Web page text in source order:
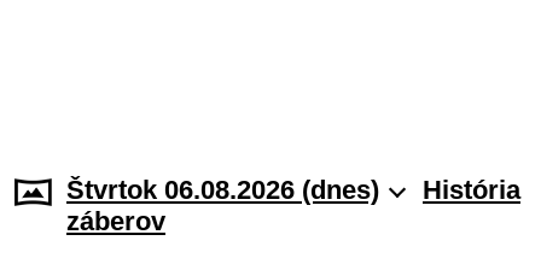
Štvrtok 06.08.2026 (dnes)
História
záberov